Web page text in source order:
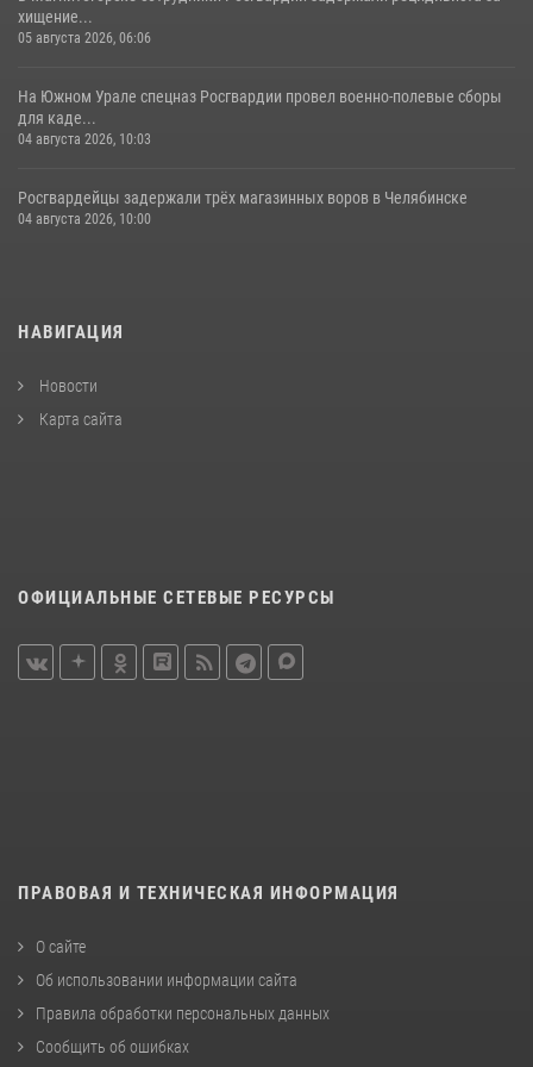
хищение...
05 августа 2026, 06:06
На Южном Урале спецназ Росгвардии провел военно-полевые сборы
для каде...
04 августа 2026, 10:03
Росгвардейцы задержали трёх магазинных воров в Челябинске
04 августа 2026, 10:00
НАВИГАЦИЯ
Новости
Карта сайта
ОФИЦИАЛЬНЫЕ СЕТЕВЫЕ РЕСУРСЫ
ПРАВОВАЯ И ТЕХНИЧЕСКАЯ ИНФОРМАЦИЯ
О сайте
Об использовании информации сайта
Правила обработки персональных данных
Сообщить об ошибках